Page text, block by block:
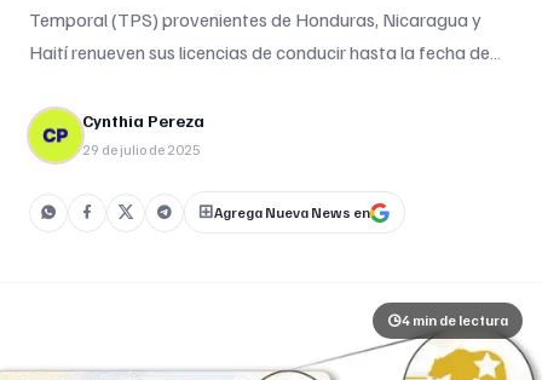
Temporal (TPS) provenientes de Honduras, Nicaragua y
Haití renueven sus licencias de conducir hasta la fecha de
fue anunciada por el Departamento de Seguridad Vial y
Vehículos Motorizados de Florida (FLHSMV), en
[]
Cynthia Pereza
29 de julio de 2025
Agrega Nueva News en
4 min de lectura